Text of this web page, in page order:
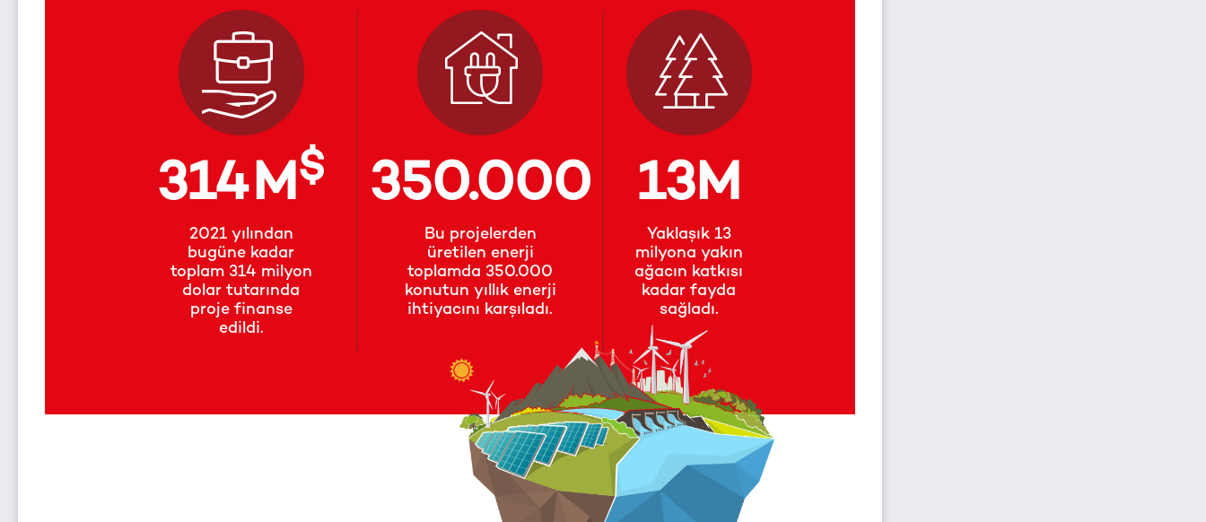
314M$
2021 yılından
bugüne kadar
toplam 314 milyon
dolar tutarında
proje finanse
edildi.
350.000
Bu projelerden
üretilen enerji
toplamda 350.000
konutun yıllık enerji
ihtiyacını karşıladı.
13M
Yaklaşık 13
milyona yakın
ağacın katkısı
kadar fayda
sağladı.